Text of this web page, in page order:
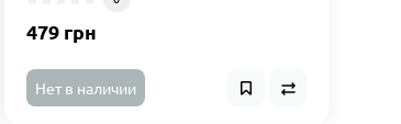
479 грн
Нет в наличии